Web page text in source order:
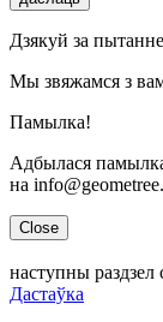
Дзякуй за
Мы звяжамся з
Памылка!
Адбылася
на
Close
наступны раздзел
Дастаўка